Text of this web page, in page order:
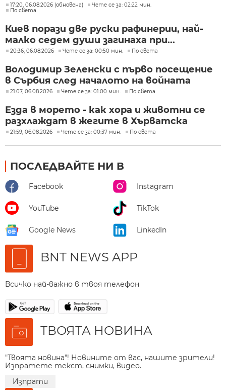
17:20, 06.08.2026 (обновена)
Чете се за: 02:22 мин.
По света
Киев порази две руски рафинерии, най-
малко седем души загинаха при...
20:36, 06.08.2026 Чете се за: 00:50 мин. По света
Володимир Зеленски с първо посещение
в Сърбия след началото на войната
21:07, 06.08.2026 Чете се за: 01:00 мин. По света
Езда в морето - как хора и животни се
разхлаждат в жегите в Хърватска
21:59, 06.08.2026 Чете се за: 00:37 мин. По света
ПОСЛЕДВАЙТЕ НИ В
Facebook Instagram
YouTube TikTok
Google News LinkedIn
BNT NEWS APP
Всичко най-важно в твоя телефон
ТВОЯТА НОВИНА
"Твоята новина"! Новините от вас, нашите зрители!
Изпратете текст, снимки, видео.
Изпрати